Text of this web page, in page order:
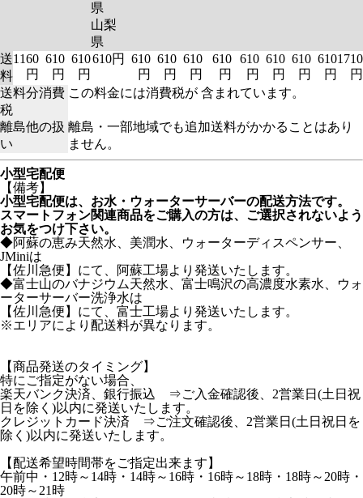
県
山梨
県
送
料
1160
円
610
円
610
円
610円
610
円
610
円
610
円
610
円
610
円
610
円
610
円
610
円
1710
円
送料分消費
税
この料金には消費税が 含まれています。
離島他の扱
い
離島・一部地域でも追加送料がかかることはあり
ません。
小型宅配便
【備考】
小型宅配便は、お水・ウォーターサーバーの配送方法です。
スマートフォン関連商品をご購入の方は、ご選択されないよう
お気をつけ下さい。
◆阿蘇の恵み天然水、美潤水、ウォーターディスペンサー、
JMiniは
【佐川急便】にて、阿蘇工場より発送いたします。
◆富士山のバナジウム天然水、富士鳴沢の高濃度水素水、ウォ
ーターサーバー洗浄水は
【佐川急便】にて、富士工場より発送いたします。
※エリアにより配送料が異なります。
【商品発送のタイミング】
特にご指定がない場合、
楽天バンク決済、銀行振込 ⇒ご入金確認後、2営業日(土日祝
日を除く)以内に発送いたします。
クレジットカード決済 ⇒ご注文確認後、2営業日(土日祝日を
除く)以内に発送いたします。
【配送希望時間帯をご指定出来ます】
午前中・12時～14時・14時～16時・16時～18時・18時～20時・
20時～21時